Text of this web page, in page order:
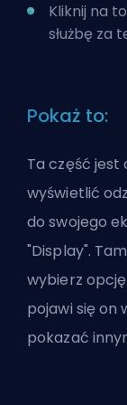
Kliknij na
służbę za
Pokaż to:
Ta część jest
wyświetlić
do swojego
"Display".
wybierz
pojawi się on
pokazać